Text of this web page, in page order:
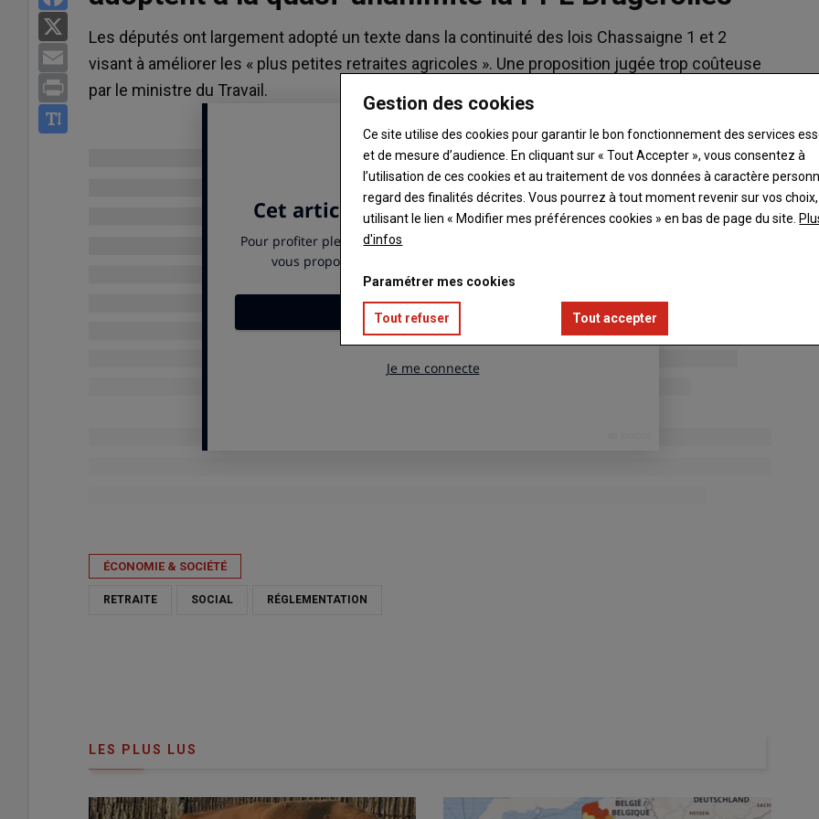
Email
Print
Les députés ont largement adopté un texte dans la continuité des lois Chassaigne 1 et 2
visant à améliorer les « plus petites retraites agricoles ». Une proposition jugée trop coûteuse
par le ministre du Travail.
ÉCONOMIE & SOCIÉTÉ
RETRAITE SOCIAL RÉGLEMENTATION
LES PLUS LUS
Gestion des cookies
Ce site utilise des cookies pour garantir le bon fonctionnement des services
et de mesure d’audience. En cliquant sur « Tout Accepter », vous consentez à
l’utilisation de ces cookies et au traitement de vos données à caractère
regard des finalités décrites. Vous pourrez à tout moment revenir sur vos
utilisant le lien « Modifier mes préférences cookies » en bas de page du site.
d'infos
Paramétrer mes cookies
Tout refuser Tout accepter